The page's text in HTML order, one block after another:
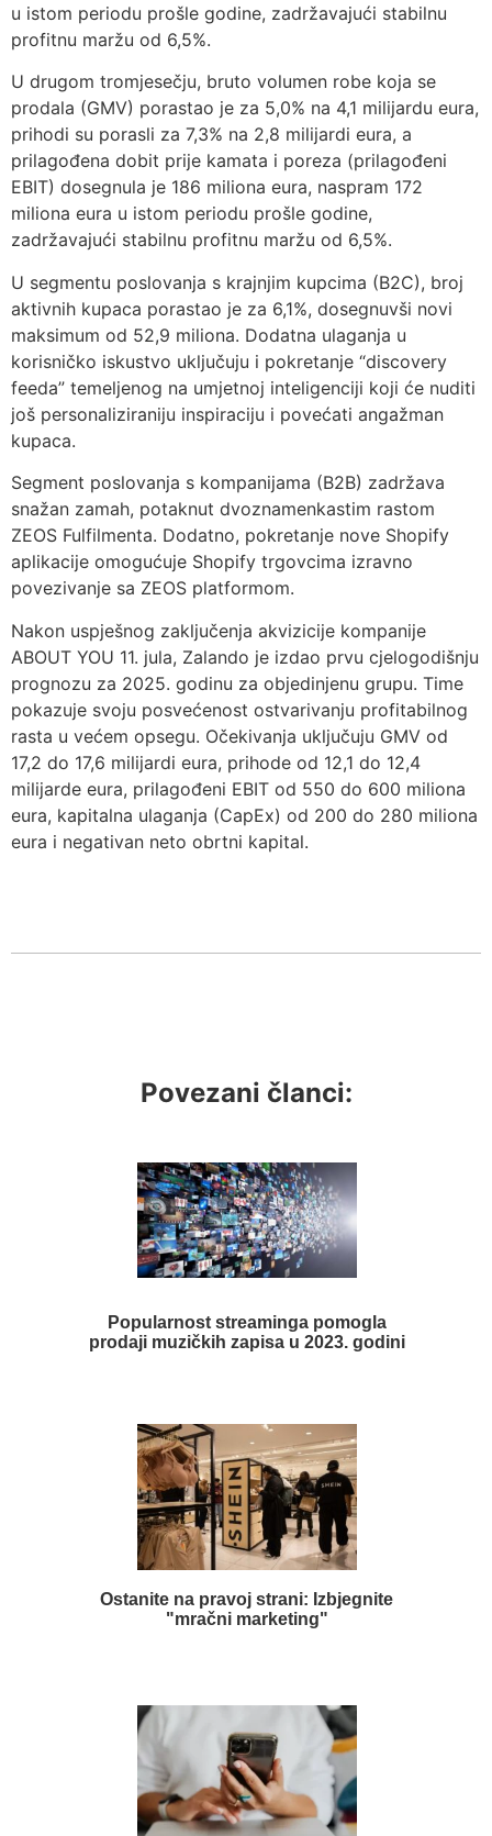
u istom periodu prošle godine, zadržavajući stabilnu
profitnu maržu od 6,5%.
U drugom tromjesečju, bruto volumen robe koja se
prodala (GMV) porastao je za 5,0% na 4,1 milijardu eura,
prihodi su porasli za 7,3% na 2,8 milijardi eura, a
prilagođena dobit prije kamata i poreza (prilagođeni
EBIT) dosegnula je 186 miliona eura, naspram 172
miliona eura u istom periodu prošle godine,
zadržavajući stabilnu profitnu maržu od 6,5%.
U segmentu poslovanja s krajnjim kupcima (B2C), broj
aktivnih kupaca porastao je za 6,1%, dosegnuvši novi
maksimum od 52,9 miliona. Dodatna ulaganja u
korisničko iskustvo uključuju i pokretanje “discovery
feeda” temeljenog na umjetnoj inteligenciji koji će nuditi
još personaliziraniju inspiraciju i povećati angažman
kupaca.
Segment poslovanja s kompanijama (B2B) zadržava
snažan zamah, potaknut dvoznamenkastim rastom
ZEOS Fulfilmenta. Dodatno, pokretanje nove Shopify
aplikacije omogućuje Shopify trgovcima izravno
povezivanje sa ZEOS platformom.
Nakon uspješnog zaključenja akvizicije kompanije
ABOUT YOU 11. jula, Zalando je izdao prvu cjelogodišnju
prognozu za 2025. godinu za objedinjenu grupu. Time
pokazuje svoju posvećenost ostvarivanju profitabilnog
rasta u većem opsegu. Očekivanja uključuju GMV od
17,2 do 17,6 milijardi eura, prihode od 12,1 do 12,4
milijarde eura, prilagođeni EBIT od 550 do 600 miliona
eura, kapitalna ulaganja (CapEx) od 200 do 280 miliona
eura i negativan neto obrtni kapital.
Povezani članci:
Popularnost streaminga pomogla
prodaji muzičkih zapisa u 2023. godini
Ostanite na pravoj strani: Izbjegnite
"mračni marketing"